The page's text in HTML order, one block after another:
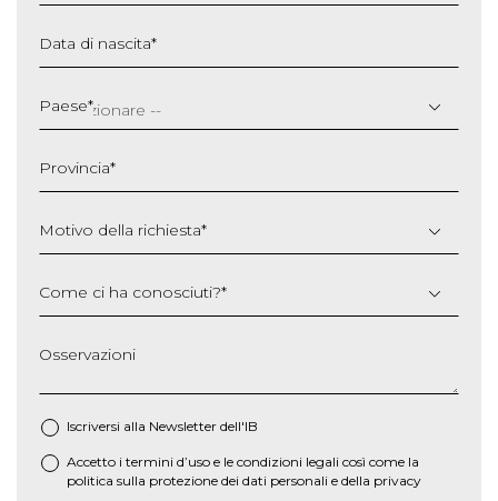
Data di nascita*
slash
MM
AAAA
Paese*
Provincia*
Motivo della richiesta*
Come ci ha conosciuti?*
Osservazioni
Iscriversi alla Newsletter dell'IB
* Accetto i termini d’uso e le condizioni legali così come la
politica sulla protezione dei dati personali e della privacy